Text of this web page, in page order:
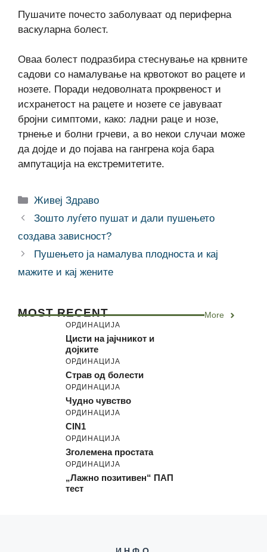
Пушачите почесто заболуваат од периферна
васкуларна болест.
Оваа болест подразбира стеснување на крвните
садови со намалување на крвотокот во рацете и
нозете. Поради недоволната прокрвеност и
исхранетост на рацете и нозете се јавуваат
бројни симптоми, како: ладни раце и нозе,
трнење и болни грчеви, а во некои случаи може
да дојде и до појава на гангрена која бара
ампутација на екстремитетите.
Categories
Живеј Здраво
Зошто луѓето пушат и дали пушењето
создава зависност?
Пушењето ја намалува плодноста и кај
мажите и кај жените
MOST RECENT More
ОРДИНАЦИЈА
Цисти на јајчникот и
дојките
ОРДИНАЦИЈА
Страв од болести
ОРДИНАЦИЈА
Чудно чувство
ОРДИНАЦИЈА
CIN1
ОРДИНАЦИЈА
Зголемена простата
ОРДИНАЦИЈА
„Лажно позитивен“ ПАП
тест